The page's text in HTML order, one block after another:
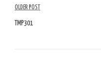
Artikelübersicht
OLDER POST
TMP301